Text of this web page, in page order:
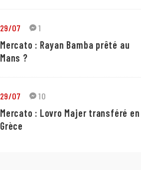
29/07 1
Mercato : Rayan Bamba prêté au
Mans ?
29/07 10
Mercato : Lovro Majer transféré en
Grèce